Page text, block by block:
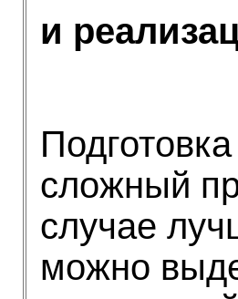
и
сложный
случае
можно